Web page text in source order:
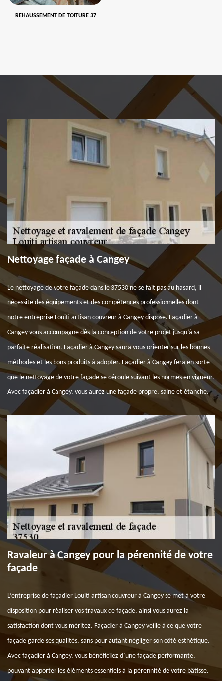
REHAUSSEMENT DE TOITURE 37
Nettoyage façade à Cangey
Le nettoyage de votre façade dans le 37530 ne se fait pas au hasard, il
nécessite des équipements et des compétences professionnelles dont
notre entreprise Louiti artisan couvreur à Cangey dispose. Façadier à
Cangey vous accompagne dès la conception de votre projet jusqu’à sa
parfaite réalisation. Façadier à Cangey saura vous orienter sur les bonnes
méthodes et les bons produits à adopter. Façadier à Cangey fera en sorte
que le nettoyage de votre façade se déroule suivant les normes en vigueur.
Avec façadier à Cangey, vous aurez une façade propre, saine et étanche.
Ravaleur à Cangey pour la pérennité de votre
façade
L’entreprise de façadier Louiti artisan couvreur à Cangey se met à votre
disposition pour réaliser vos travaux de façade, ainsi vous aurez la
satisfaction dont vous méritez. Façadier à Cangey veille à ce que votre
façade garde ses qualités, sans pour autant négliger son côté esthétique.
Avec façadier à Cangey, vous bénéficiiez d’une façade performante,
pouvant apporter les éléments essentiels à la pérennité de votre bâtisse.